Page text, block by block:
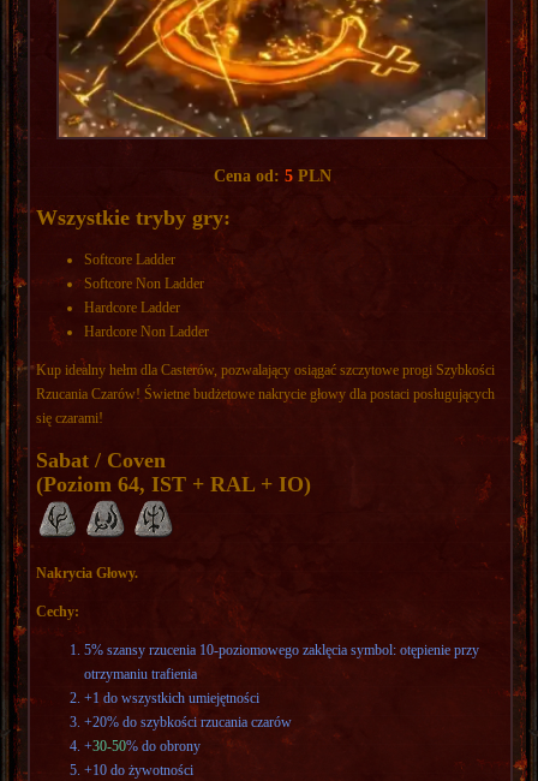
Cena od: 5PLN
Wszystkie tryby gry:
Softcore Ladder
Softcore Non Ladder
Hardcore Ladder
Hardcore Non Ladder
Kup idealny hełm dla Casterów, pozwalający osiągać szczytowe progi Szybkości
Rzucania Czarów! Świetne budżetowe nakrycie głowy dla postaci posługujących
się czarami!
Sabat / Coven
(Poziom 64, IST + RAL + IO)
Nakrycia Głowy.
Cechy:
5% szansy rzucenia 10-poziomowego zaklęcia symbol: otępienie przy
otrzymaniu trafienia
+1 do wszystkich umiejętności
+20% do szybkości rzucania czarów
+30-50% do obrony
+10 do żywotności